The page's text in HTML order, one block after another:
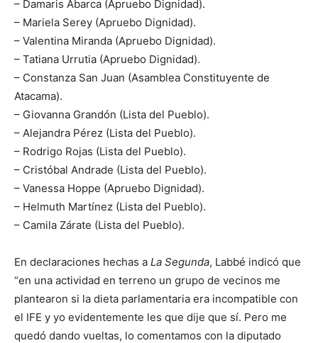
– Damaris Abarca (Apruebo Dignidad).
– Mariela Serey (Apruebo Dignidad).
– Valentina Miranda (Apruebo Dignidad).
– Tatiana Urrutia (Apruebo Dignidad).
– Constanza San Juan (Asamblea Constituyente de
Atacama).
– Giovanna Grandón (Lista del Pueblo).
– Alejandra Pérez (Lista del Pueblo).
– Rodrigo Rojas (Lista del Pueblo).
– Cristóbal Andrade (Lista del Pueblo).
– Vanessa Hoppe (Apruebo Dignidad).
– Helmuth Martínez (Lista del Pueblo).
– Camila Zárate (Lista del Pueblo).
En declaraciones hechas a La Segunda, Labbé indicó que
“en una actividad en terreno un grupo de vecinos me
plantearon si la dieta parlamentaria era incompatible con
el IFE y yo evidentemente les que dije que sí. Pero me
quedó dando vueltas, lo comentamos con la diputado